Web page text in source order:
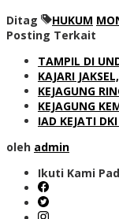
Ditag HUKUM
Posting Terkait
TAMPIL DI
KAJARI
KEJAGUNG
KEJAGUNG
IAD KEJATI
oleh admin
Ikuti Kami